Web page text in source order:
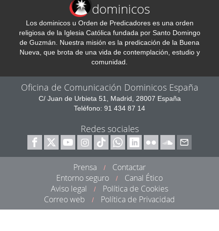
dominicos
Los dominicos u Orden de Predicadores es una orden
religiosa de la Iglesia Católica fundada por Santo Domingo
de Guzmán. Nuestra misión es la predicación de la Buena
Nueva, que brota de una vida de contemplación, estudio y
comunidad.
Oficina de Comunicación Dominicos España
C/ Juan de Urbieta 51, Madrid, 28007 España
Teléfono: 91 434 87 14
Redes sociales
Prensa /
Contactar
Entorno seguro
/
Canal Ético
Aviso legal
/
Política de Cookies
Correo web
/ Política de Privacidad